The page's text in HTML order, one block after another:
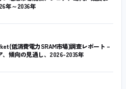
年～2036年
低消費電力SRAM市場)調査レポート –
傾向の見通し、2026-2035年